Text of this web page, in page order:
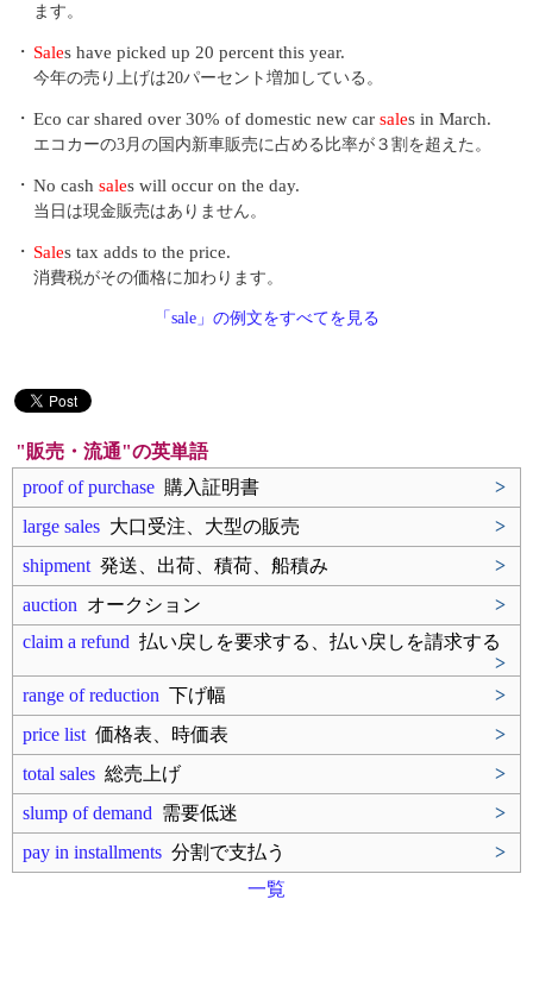
ます。
・ Sales have picked up 20 percent this year.
今年の売り上げは20パーセント増加している。
・ Eco car shared over 30% of domestic new car sales in March.
エコカーの3月の国内新車販売に占める比率が３割を超えた。
・ No cash sales will occur on the day.
当日は現金販売はありません。
・ Sales tax adds to the price.
消費税がその価格に加わります。
「sale」の例文をすべてを見る
"販売・流通"の英単語
proof of purchase 購入証明書
>
large sales 大口受注、大型の販売
>
shipment 発送、出荷、積荷、船積み
>
auction オークション
>
claim a refund 払い戻しを要求する、払い戻しを請求する
>
range of reduction 下げ幅
>
price list 価格表、時価表
>
total sales 総売上げ
>
slump of demand 需要低迷
>
pay in installments 分割で支払う
>
一覧